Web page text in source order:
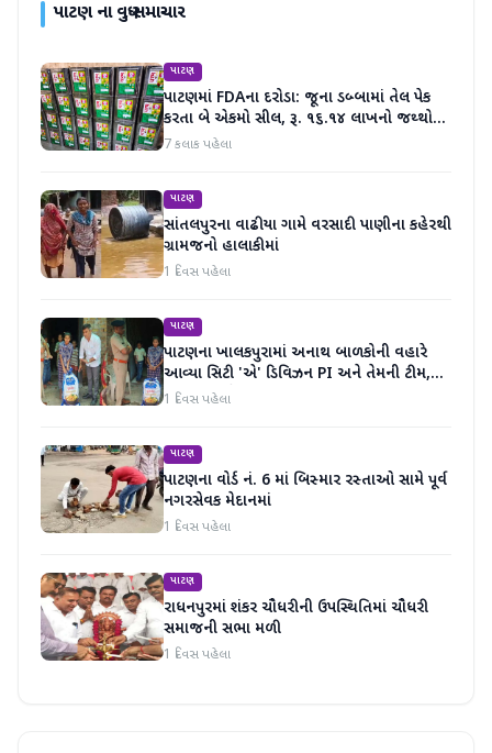
પાટણના વધુ સમાચાર
પાટણ
પાટણમાં FDAના દરોડા: જૂના ડબ્બામાં તેલ પેક
કરતા બે એકમો સીલ, રૂ. ૧૬.૧૪ લાખનો જથ્થો
જપ્ત
7 કલાક પહેલા
પાટણ
સાંતલપુરના વાઢીયા ગામે વરસાદી પાણીના કહેરથી
ગ્રામજનો હાલાકીમાં
1 દિવસ પહેલા
પાટણ
પાટણના ખાલકપુરામાં અનાથ બાળકોની વહારે
આવ્યા સિટી 'એ' ડિવિઝન PI અને તેમની ટીમ,
માનવતા મહેકી
1 દિવસ પહેલા
પાટણ
પાટણના વોર્ડ નં. 6 માં બિસ્માર રસ્તાઓ સામે પૂર્વ
નગરસેવક મેદાનમાં
1 દિવસ પહેલા
પાટણ
રાધનપુરમાં શંકર ચૌધરીની ઉપસ્થિતિમાં ચૌધરી
સમાજની સભા મળી
1 દિવસ પહેલા